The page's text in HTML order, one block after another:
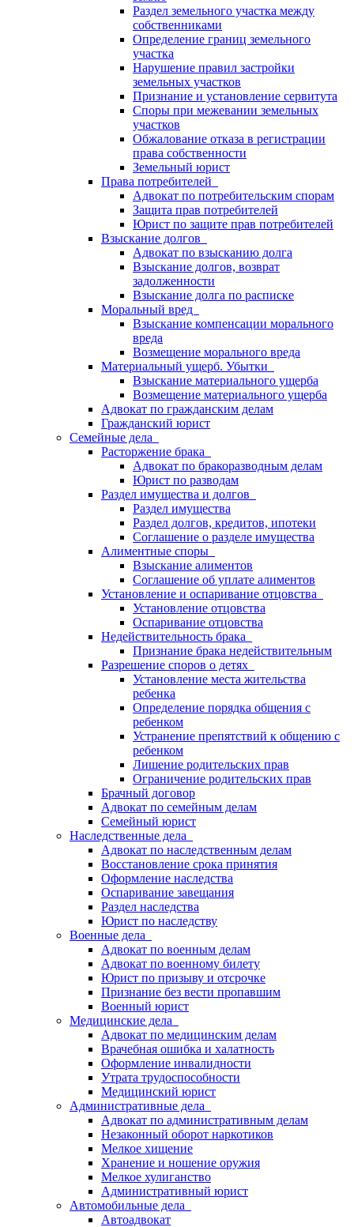
Раздел земельного участка между
собственниками
Определение границ земельного
участка
Нарушение правил застройки
земельных участков
Признание и установление сервитута
Споры при межевании земельных
участков
Обжалование отказа в регистрации
права собственности
Земельный юрист
Права потребителей
Адвокат по потребительским спорам
Защита прав потребителей
Юрист по защите прав потребителей
Взыскание долгов
Адвокат по взысканию долга
Взыскание долгов, возврат
задолженности
Взыскание долга по расписке
Моральный вред
Взыскание компенсации морального
вреда
Возмещение морального вреда
Материальный ущерб. Убытки
Взыскание материального ущерба
Возмещение материального ущерба
Адвокат по гражданским делам
Гражданский юрист
Семейные дела
Расторжение брака
Адвокат по бракоразводным делам
Юрист по разводам
Раздел имущества и долгов
Раздел имущества
Раздел долгов, кредитов, ипотеки
Соглашение о разделе имущества
Алиментные споры
Взыскание алиментов
Соглашение об уплате алиментов
Установление и оспаривание отцовства
Установление отцовства
Оспаривание отцовства
Недействительность брака
Признание брака недействительным
Разрешение споров о детях
Установление места жительства
ребенка
Определение порядка общения с
ребенком
Устранение препятствий к общению с
ребенком
Лишение родительских прав
Ограничение родительских прав
Брачный договор
Адвокат по семейным делам
Семейный юрист
Наследственные дела
Адвокат по наследственным делам
Восстановление срока принятия
Оформление наследства
Оспаривание завещания
Раздел наследства
Юрист по наследству
Военные дела
Адвокат по военным делам
Адвокат по военному билету
Юрист по призыву и отсрочке
Признание без вести пропавшим
Военный юрист
Медицинские дела
Адвокат по медицинским делам
Врачебная ошибка и халатность
Оформление инвалидности
Утрата трудоспособности
Медицинский юрист
Административные дела
Адвокат по административным делам
Незаконный оборот наркотиков
Мелкое хищение
Хранение и ношение оружия
Мелкое хулиганство
Административный юрист
Автомобильные дела
Автоадвокат